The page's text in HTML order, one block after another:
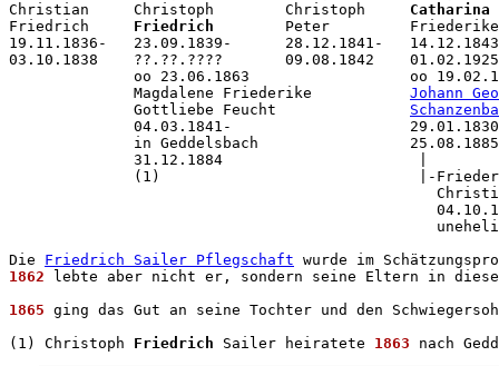
Christian     Christoph        Christoph Catharina
Friedrich Friedrich
Peter
19.11.1836-   23.09.1839-      28.12.1841-
03.10.1838    ??.??.????       09.08.1842
oo 23.06.1863                  oo
              Magdalene Friederike
Johann
              Gottliebe Feucht
04.03.1841-
in Geddelsbach
31.12.1884                      |
(1)                             |-
Die Friedrich Sailer Pflegschaft wurde im
1862 lebte aber nicht er, sondern seine Eltern in
1865 ging das Gut an seine Tochter und den
(1) Christoph Friedrich Sailer heiratete 1863